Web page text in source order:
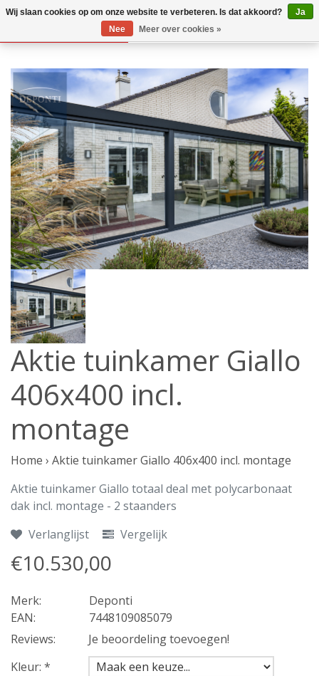
Aktie tuinkamer Giallo
406x400 incl.
montage
Home › Aktie tuinkamer Giallo 406x400 incl. montage
Aktie tuinkamer Giallo totaal deal met polycarbonaat
dak incl. montage - 2 staanders
Verlanglijst
Vergelijk
€10.530,00
Merk:
Deponti
EAN:
7448109085079
Reviews:
Je beoordeling toevoegen!
Kleur: *
Wij slaan cookies op om onze website te verbeteren. Is dat akkoord?
Ja
Nee
Meer over cookies »